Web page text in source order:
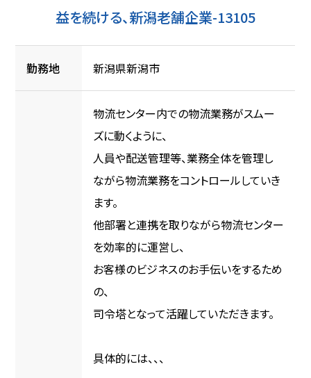
益を続ける、新潟老舗企業-13105
勤務地 新潟県新潟市
物流センター内での物流業務がスムー
ズに動くように、
人員や配送管理等、業務全体を管理し
ながら物流業務をコントロールしていき
ます。
他部署と連携を取りながら物流センター
を効率的に運営し、
お客様のビジネスのお手伝いをするため
の、
司令塔となって活躍していただきます。
具体的には、、、